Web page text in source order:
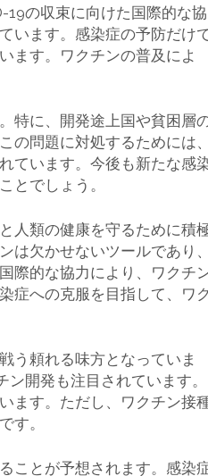
の収束に向けた国際的な協
います。感染症の予防だけ
ます。ワクチンの普及によ
特に、開発途上国や貧困層
の問題に対処するためには、
ています。今後も新たな感
とでしょう。
人類の健康を守るために積
は欠かせないツールであり、
際的な協力により、ワクチ
症への克服を目指して、ワク
う頼れる味方となっていま
開発も注目されています。
ます。ただし、ワクチン接
す。
ことが予想されます。感染